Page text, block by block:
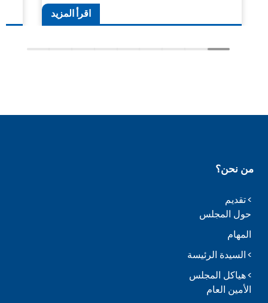
اقرأ المزيد
من نحن؟
تقديم
حول المجلس
المهام
السيدة الرئيسة
هياكل المجلس
الأمين العام